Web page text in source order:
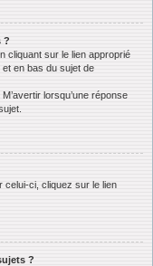
?
cliquant sur le lien approprié
en bas du sujet de
lorsqu’une réponse
celui-ci, cliquez sur le lien
?